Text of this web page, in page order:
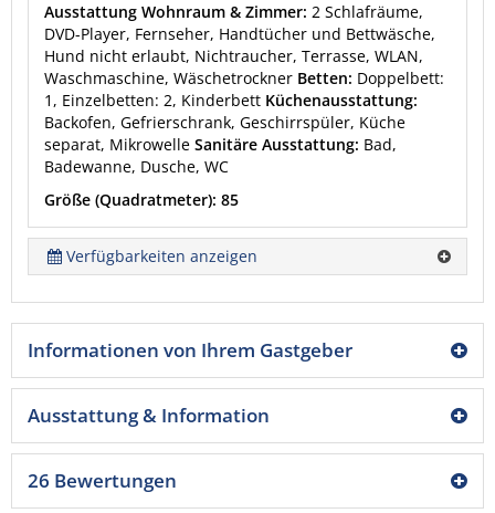
Ausstattung Wohnraum & Zimmer: 2 Schlafräume,
DVD-Player, Fernseher, Handtücher und Bettwäsche,
Hund nicht erlaubt, Nichtraucher, Terrasse, WLAN,
Waschmaschine, Wäschetrockner Betten: Doppelbett:
1, Einzelbetten: 2, Kinderbett Küchenausstattung:
Backofen, Gefrierschrank, Geschirrspüler, Küche
separat, Mikrowelle Sanitäre Ausstattung: Bad,
Badewanne, Dusche, WC
Größe (Quadratmeter): 85
Verfügbarkeiten anzeigen
Informationen von Ihrem Gastgeber
Ausstattung & Information
26 Bewertungen